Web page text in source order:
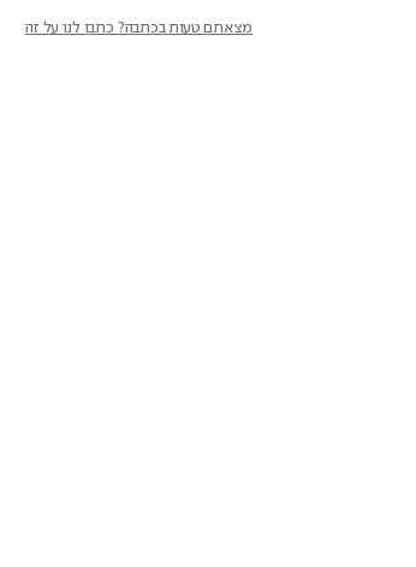
מצאתם טעות בכתבה? כתבו לנו על זה